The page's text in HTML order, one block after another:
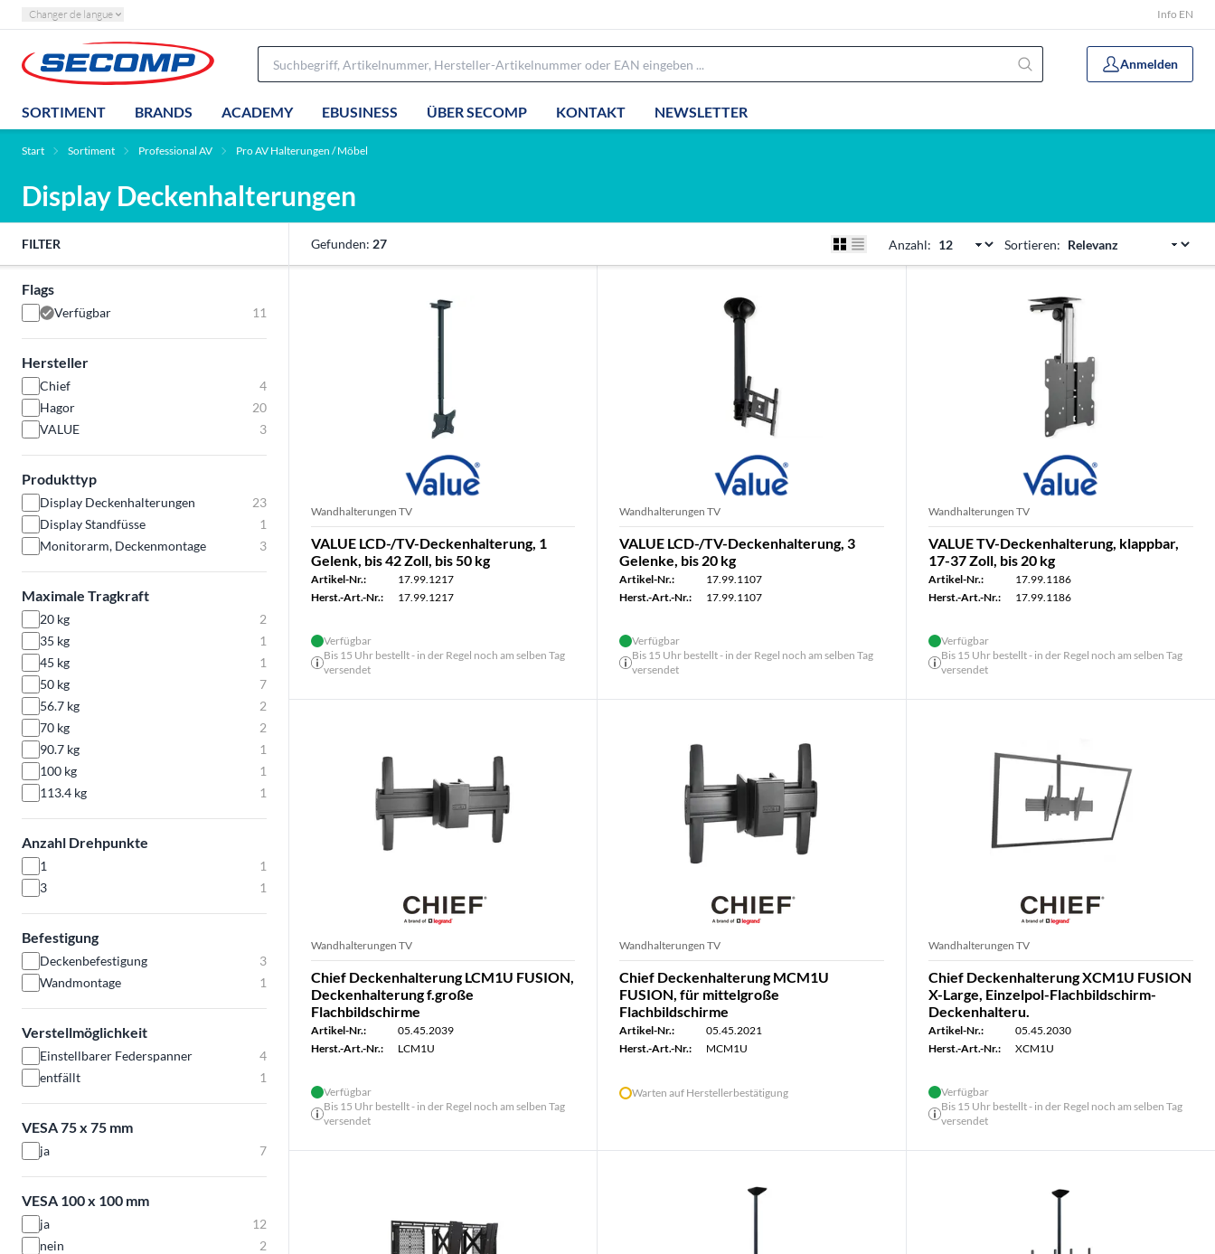
Changer de langue Info EN
Anmelden
SORTIMENT BRANDS ACADEMY EBUSINESS ÜBER SECOMP KONTAKT NEWSLETTER
Start Sortiment Professional AV Pro AV Halterungen / Möbel
Display Deckenhalterungen
FILTER
Flags
Verfügbar 11
Hersteller
Chief
4
Hagor
20
VALUE
3
Produkttyp
Display Deckenhalterungen
23
Display Standfüsse
1
Monitorarm, Deckenmontage
3
Maximale Tragkraft
20 kg
2
35 kg
1
45 kg
1
50 kg
7
56.7 kg
2
70 kg
2
90.7 kg
1
100 kg
1
113.4 kg
1
Anzahl Drehpunkte
1
1
3
1
Befestigung
Deckenbefestigung
3
Wandmontage
1
Verstellmöglichkeit
Einstellbarer Federspanner
4
entfällt
1
VESA 75 x 75 mm
ja 7
VESA 100 x 100 mm
ja
12
nein
2
Gefunden: 27 Anzahl: Sortieren:
Wandhalterungen TV
VALUE LCD-/TV-Deckenhalterung, 1
Gelenk, bis 42 Zoll, bis 50 kg
Artikel-Nr.:
17.99.1217
Herst.-Art.-Nr.:
17.99.1217
Verfügbar
Bis 15 Uhr bestellt - in der Regel noch am selben Tag
versendet
Wandhalterungen TV
VALUE LCD-/TV-Deckenhalterung, 3
Gelenke, bis 20 kg
Artikel-Nr.:
17.99.1107
Herst.-Art.-Nr.:
17.99.1107
Verfügbar
Bis 15 Uhr bestellt - in der Regel noch am selben Tag
versendet
Wandhalterungen TV
VALUE TV-Deckenhalterung, klappbar,
17-37 Zoll, bis 20 kg
Artikel-Nr.:
17.99.1186
Herst.-Art.-Nr.:
17.99.1186
Verfügbar
Bis 15 Uhr bestellt - in der Regel noch am selben Tag
versendet
Wandhalterungen TV
Chief Deckenhalterung LCM1U FUSION,
Deckenhalterung f.große
Flachbildschirme
Artikel-Nr.:
05.45.2039
Herst.-Art.-Nr.:
LCM1U
Verfügbar
Bis 15 Uhr bestellt - in der Regel noch am selben Tag
versendet
Wandhalterungen TV
Chief Deckenhalterung MCM1U
FUSION, für mittelgroße
Flachbildschirme
Artikel-Nr.:
05.45.2021
Herst.-Art.-Nr.:
MCM1U
Warten auf Herstellerbestätigung
Wandhalterungen TV
Chief Deckenhalterung XCM1U FUSION
X-Large, Einzelpol-Flachbildschirm-
Deckenhalteru.
Artikel-Nr.:
05.45.2030
Herst.-Art.-Nr.:
XCM1U
Verfügbar
Bis 15 Uhr bestellt - in der Regel noch am selben Tag
versendet